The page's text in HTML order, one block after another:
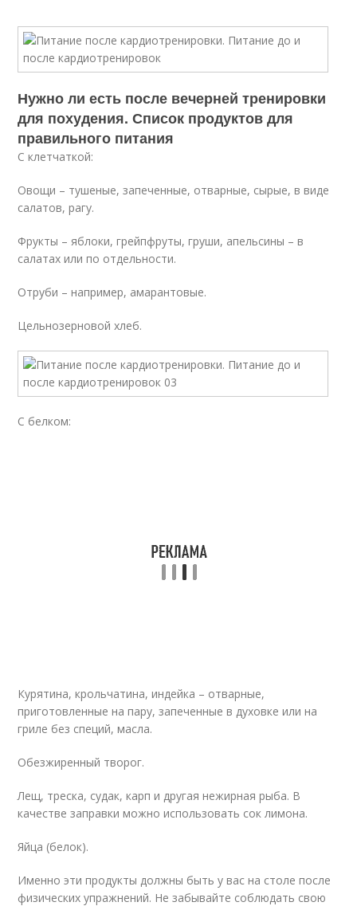
Нужно ли есть после вечерней тренировки
для похудения. Список продуктов для
правильного питания
С клетчаткой:
Овощи – тушеные, запеченные, отварные, сырые, в виде
салатов, рагу.
Фрукты – яблоки, грейпфруты, груши, апельсины – в
салатах или по отдельности.
Отруби – например, амарантовые.
Цельнозерновой хлеб.
С белком:
Курятина, крольчатина, индейка – отварные,
приготовленные на пару, запеченные в духовке или на
гриле без специй, масла.
Обезжиренный творог.
Лещ, треска, судак, карп и другая нежирная рыба. В
качестве заправки можно использовать сок лимона.
Яйца (белок).
Именно эти продукты должны быть у вас на столе после
физических упражнений. Не забывайте соблюдать свою